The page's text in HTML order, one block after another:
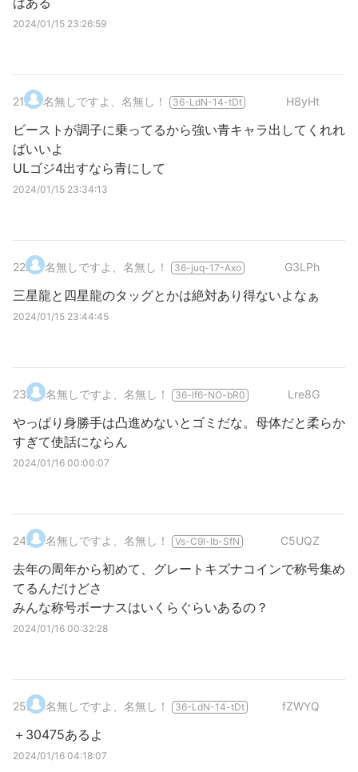
2024/01/15 23:26:59
21. 名無しですよ、名無し！ 36-LdN-14-tDt H8yHt
ビーストが調子に乗ってるから強い青キャラ出してくれれ
ばいいよ
ULゴジ4出すなら青にして
2024/01/15 23:34:13
22. 名無しですよ、名無し！ 36-juq-17-Axo G3LPh
三星龍と四星龍のタッグとかは絶対あり得ないよなぁ
2024/01/15 23:44:45
23. 名無しですよ、名無し！ 36-lf6-NO-bR0 Lre8G
やっぱり身勝手は凸進めないとゴミだな。母体だと柔らか
すぎて使話にならん
2024/01/16 00:00:07
24. 名無しですよ、名無し！ Vs-C9l-Ib-SfN C5UQZ
去年の周年から初めて、グレートキズナコインで称号集め
てるんだけどさ
みんな称号ボーナスはいくらぐらいあるの？
2024/01/16 00:32:28
25. 名無しですよ、名無し！ 36-LdN-14-tDt fZWYQ
＋30475あるよ
2024/01/16 04:18:07